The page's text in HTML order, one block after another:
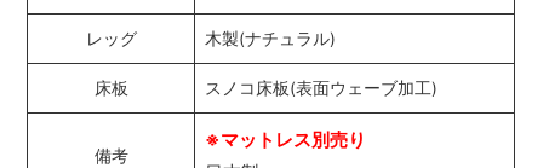
レッグ 木製(ナチュラル)
床板 スノコ床板(表面ウェーブ加工)
備考
※マットレス別売り